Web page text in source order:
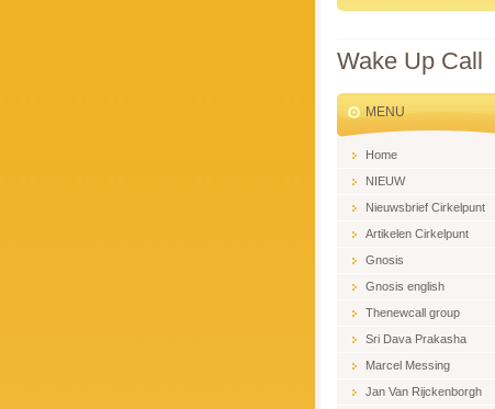
Wake Up Call
MENU
Home
NIEUW
Nieuwsbrief Cirkelpunt
Artikelen Cirkelpunt
Gnosis
Gnosis english
Thenewcall group
Sri Dava Prakasha
Marcel Messing
Jan Van Rijckenborgh